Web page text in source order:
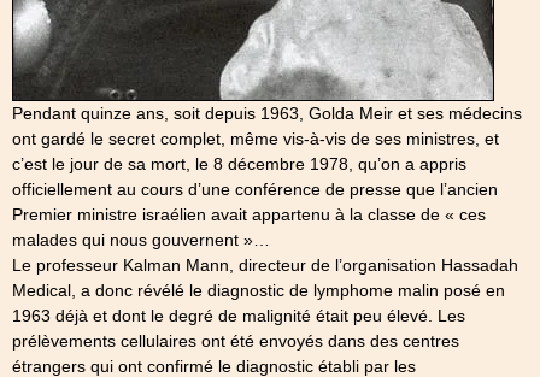
Pendant quinze ans, soit depuis 1963, Golda Meir et ses médecins
ont gardé le secret complet, même vis-à-vis de ses ministres, et
c’est le jour de sa mort, le 8 décembre 1978, qu’on a appris
officiellement au cours d’une conférence de presse que l’ancien
Premier ministre israélien avait appartenu à la classe de « ces
malades qui nous gouvernent »…
Le professeur Kalman Mann, directeur de l’organisation Hassadah
Medical, a donc révélé le diagnostic de lymphome malin posé en
1963 déjà et dont le degré de malignité était peu élevé. Les
prélèvements cellulaires ont été envoyés dans des centres
étrangers qui ont confirmé le diagnostic établi par les